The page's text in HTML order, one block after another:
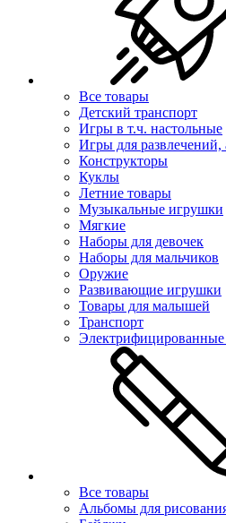
Все товары
Детский транспорт
Игры в т.ч. настольные
Игры для развлечений,
Конструкторы
Куклы
Летние товары
Музыкальные игрушки
Мягкие
Наборы для девочек
Наборы для мальчиков
Оружие
Развивающие игрушки
Товары для малышей
Транспорт
Все товары
Альбомы для